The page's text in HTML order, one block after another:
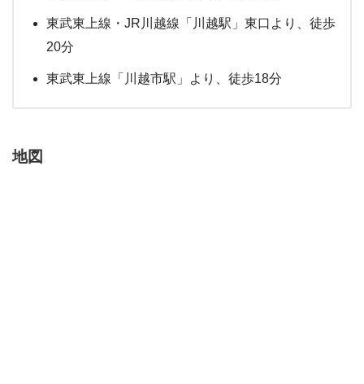
東武東上線・JR川越線「川越駅」東口より、徒歩
20分
東武東上線「川越市駅」より、徒歩18分
地図